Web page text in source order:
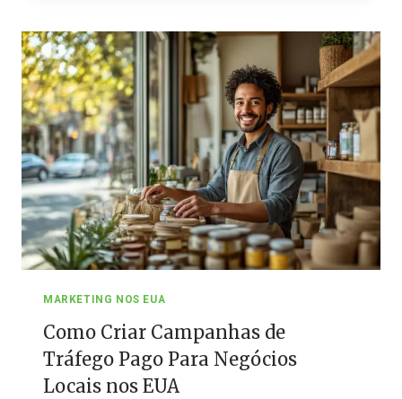
PARA
NEGÓCIOS
LOCAIS
NOS
EUA
MARKETING NOS EUA
Como Criar Campanhas de
Tráfego Pago Para Negócios
Locais nos EUA